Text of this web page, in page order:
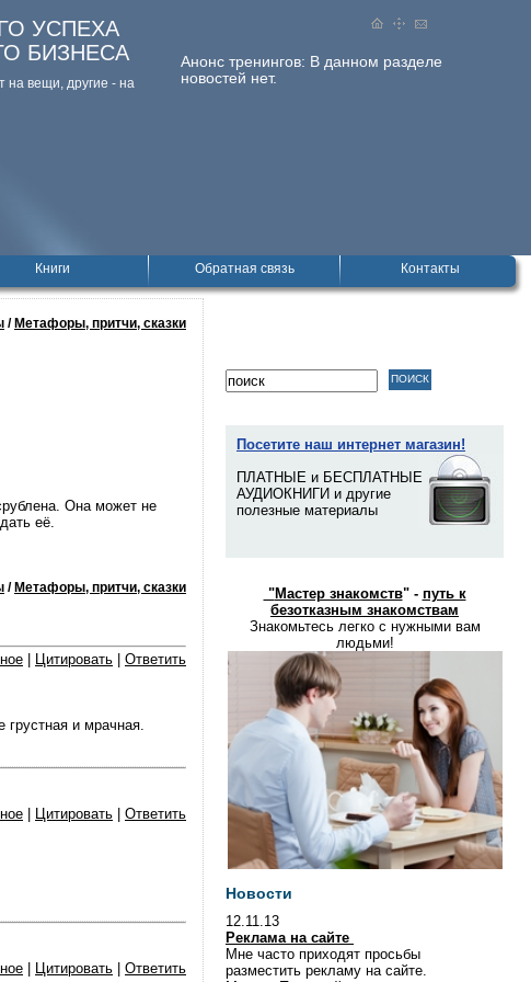
Анонс тренингов: В данном разделе
новостей нет.
УСПЕХА
БИЗНЕСА
вещи, дpугие - на
Книги Обратная связь Контакты
/ Метафоры, притчи, сказки
Она может не
её.
/ Метафоры, притчи, сказки
Цитировать Ответить
и мрачная.
Цитировать Ответить
Цитировать Ответить
Посетите наш интернет магазин!
ПЛАТНЫЕ и БЕСПЛАТНЫЕ
АУДИОКНИГИ и другие
полезные материалы
"Мастер знакомств" - путь к
безотказным знакомствам
Знакомьтесь легко с нужными вам
людьми!
Новости
12.11.13
Реклама на сайте
Мне часто приходят просьбы
разместить рекламу на сайте.